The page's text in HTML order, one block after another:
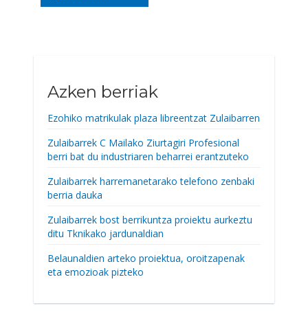
Azken berriak
Ezohiko matrikulak plaza libreentzat Zulaibarren
Zulaibarrek C Mailako Ziurtagiri Profesional
berri bat du industriaren beharrei erantzuteko
Zulaibarrek harremanetarako telefono zenbaki
berria dauka
Zulaibarrek bost berrikuntza proiektu aurkeztu
ditu Tknikako jardunaldian
Belaunaldien arteko proiektua, oroitzapenak
eta emozioak pizteko